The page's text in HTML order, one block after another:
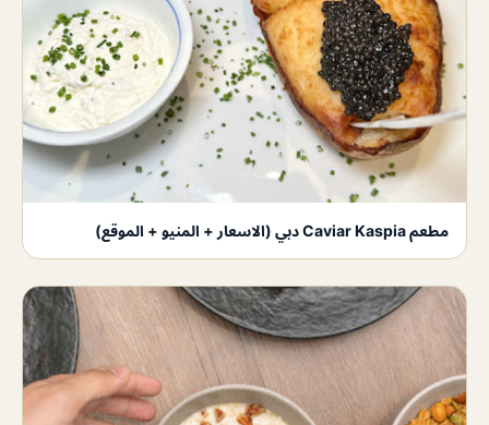
مطعم Caviar Kaspia دبي (الاسعار + المنيو + الموقع)